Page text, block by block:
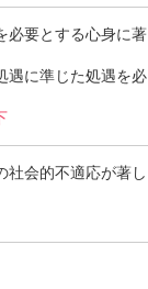
必要とする心身に著
遇に準じた処遇を必
社会的不適応が著し